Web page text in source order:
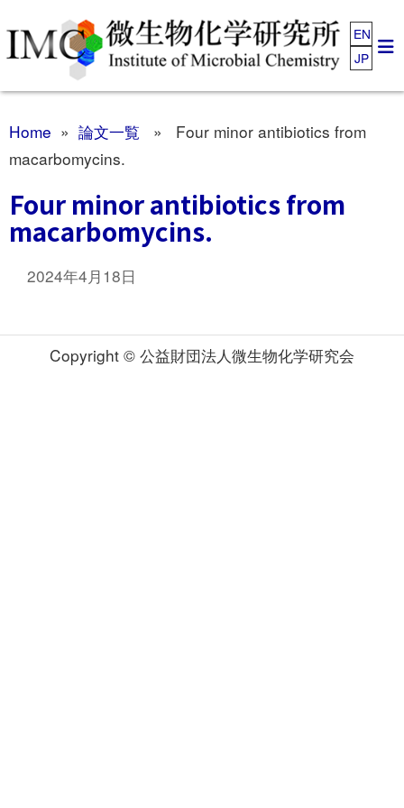
EN
JP
Home » 論文一覧 » Four minor antibiotics from
macarbomycins.
Four minor antibiotics from
macarbomycins.
2024年4月18日
Copyright © 公益財団法人微生物化学研究会